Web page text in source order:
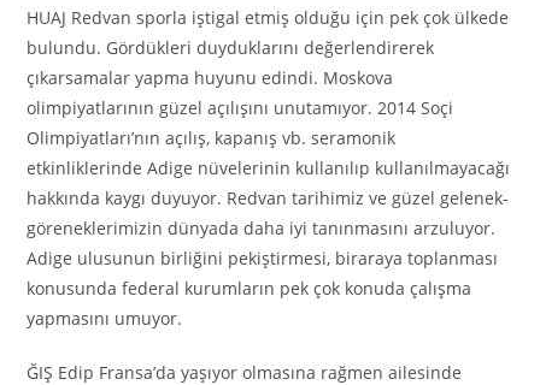
HUAJ Redvan sporla iştigal etmiş olduğu için pek çok ülkede
bulundu. Gördükleri duyduklarını değerlendirerek
çıkarsamalar yapma huyunu edindi. Moskova
olimpiyatlarının güzel açılışını unutamıyor. 2014 Soçi
Olimpiyatları’nın açılış, kapanış vb. seramonik
etkinliklerinde Adige nüvelerinin kullanılıp kullanılmayacağı
hakkında kaygı duyuyor. Redvan tarihimiz ve güzel gelenek-
göreneklerimizin dünyada daha iyi tanınmasını arzuluyor.
Adige ulusunun birliğini pekiştirmesi, biraraya toplanması
konusunda federal kurumların pek çok konuda çalışma
yapmasını umuyor.
ĞIŞ Edip Fransa’da yaşıyor olmasına rağmen ailesinde